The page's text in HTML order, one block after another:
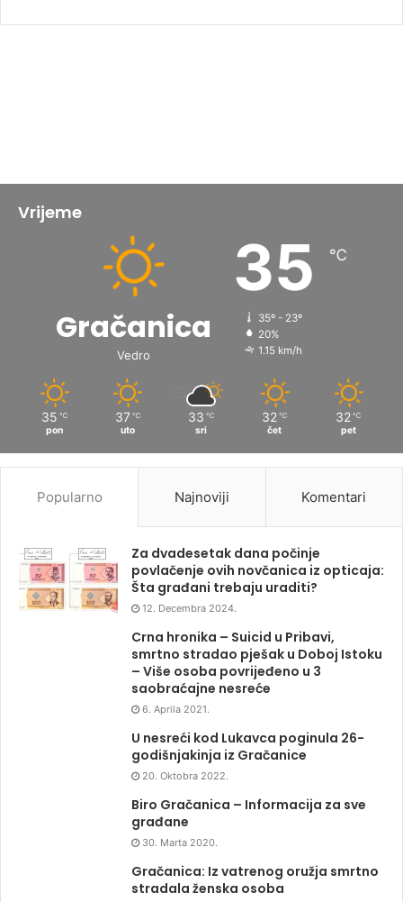
Vrijeme
Gračanica
Vedro
35 ℃
35º - 23º
20%
1.15 km/h
35 ℃
pon
37 ℃
uto
33 ℃
sri
32 ℃
čet
32 ℃
pet
Popularno Najnoviji Komentari
Za dvadesetak dana počinje
povlačenje ovih novčanica iz opticaja:
Šta građani trebaju uraditi?
12. Decembra 2024.
Crna hronika – Suicid u Pribavi,
smrtno stradao pješak u Doboj Istoku
– Više osoba povrijeđeno u 3
saobraćajne nesreće
6. Aprila 2021.
U nesreći kod Lukavca poginula 26-
godišnjakinja iz Gračanice
20. Oktobra 2022.
Biro Gračanica – Informacija za sve
građane
30. Marta 2020.
Gračanica: Iz vatrenog oružja smrtno
stradala ženska osoba